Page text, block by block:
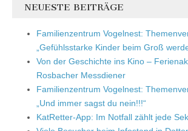
NEUESTE BEITRÄGE
Familienzentrum Vogelnest:
„Gefühlsstarke Kinder beim Groß
Von der Geschichte ins Kino –
Rosbacher Messdiener
Familienzentrum Vogelnest:
„Und immer sagst du nein!!!“
KatRetter-App: Im Notfall zählt jede